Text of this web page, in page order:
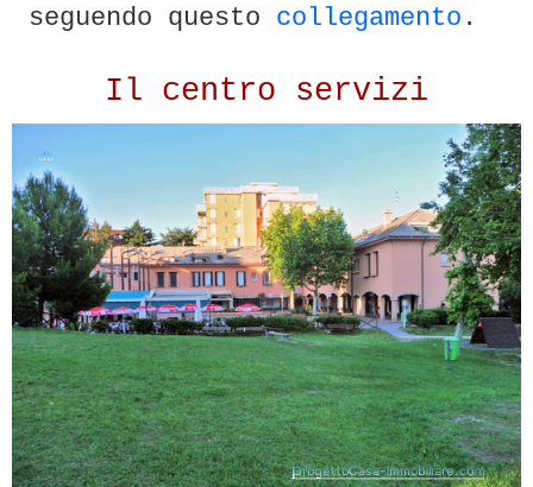
seguendo questo collegamento .
Il centro servizi